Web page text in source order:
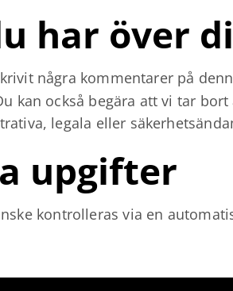
har över
några kommentarer på
kan också begära att vi tar
legala eller
upgifter
kontrolleras via en